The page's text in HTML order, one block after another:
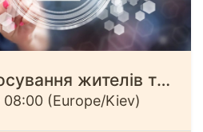
Результати голосування жителів трьох громад щодо дизайну меморіальних об’єктів
08:00 (Europe/Kiev)